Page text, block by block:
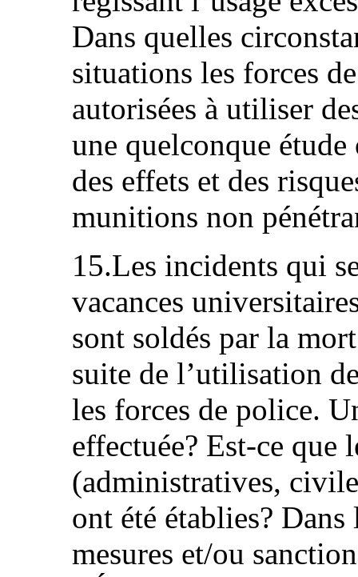
Dans quelles
situations les forces
autorisées à utiliser
une quelconque
des effets et des
munitions non
15.Les incidents qui
vacances
sont soldés par la
suite de l’utilisation
les forces de police.
effectuée? Est‑ce que
(administratives,
ont été établies?
mesures et/ou